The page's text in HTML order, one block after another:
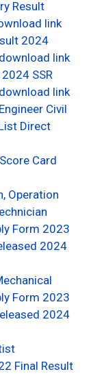
Result
link
2024
link
SSR
link
Civil
Direct
Card
Operation
Form 2023
2024
Form 2023
2024
Final Result